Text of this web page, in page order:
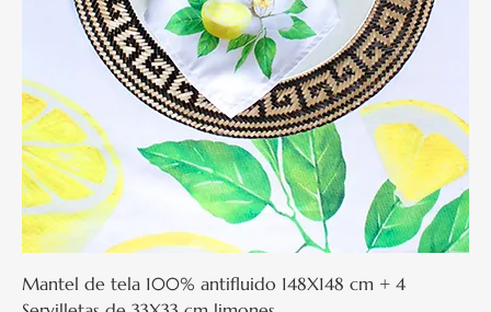
Mantel de tela 100% antifluido 148X148 cm + 4